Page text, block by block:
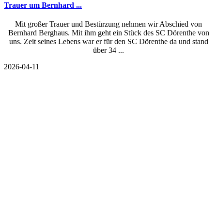
Trauer um Bernhard ...
Mit großer Trauer und Bestürzung nehmen wir Abschied von
Bernhard Berghaus. Mit ihm geht ein Stück des SC Dörenthe von
uns. Zeit seines Lebens war er für den SC Dörenthe da und stand
über 34 ...
2026-04-11